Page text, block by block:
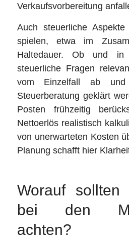
Verkaufsvorbereitung
Auch steuerliche
spielen, etwa im
Haltedauer. Ob und in
steuerliche Fragen
vom Einzelfall ab
Steuerberatung geklärt
Posten frühzeitig
Nettoerlös realistisch
von unerwarteten Kosten
Planung schafft hier
Worauf sollten
bei den
achten?